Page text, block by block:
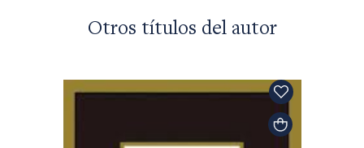
Otros títulos del autor